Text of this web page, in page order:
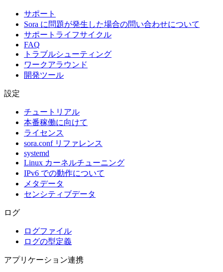
サポート
Sora に問題が発生した場合の問い合わせについて
サポートライフサイクル
FAQ
トラブルシューティング
ワークアラウンド
開発ツール
設定
チュートリアル
本番稼働に向けて
ライセンス
sora.conf リファレンス
systemd
Linux カーネルチューニング
IPv6 での動作について
メタデータ
センシティブデータ
ログ
ログファイル
ログの型定義
アプリケーション連携